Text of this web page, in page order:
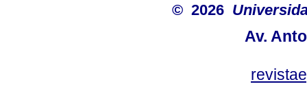
© 2026
Av.